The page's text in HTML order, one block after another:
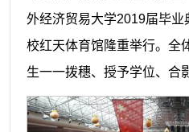
外经济贸易大学2019届毕
校红天体育馆隆重举行。全
生一一拨穗、授予学位、合